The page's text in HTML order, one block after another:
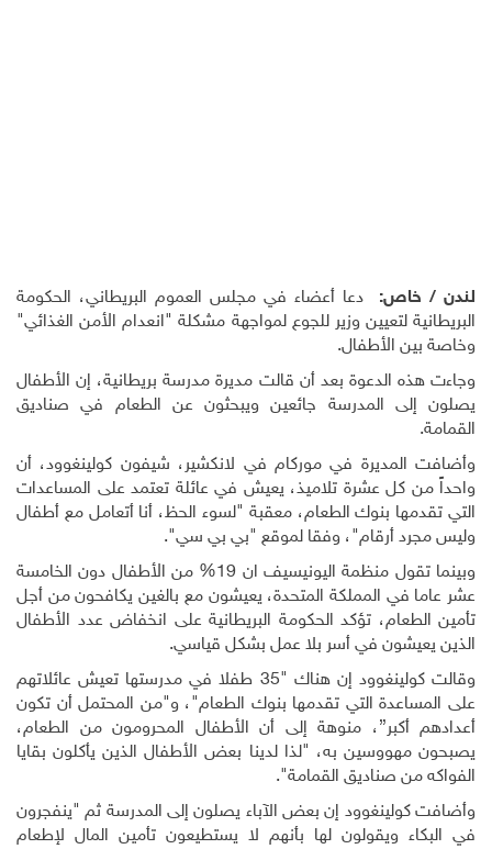
لندن / خاص: دعا أعضاء في مجلس العموم البريطاني، الحكومة
البريطانية لتعيين وزير للجوع لمواجهة مشكلة "انعدام الأمن الغذائي"
وخاصة بين الأطفال.
وجاءت هذه الدعوة بعد أن قالت مديرة مدرسة بريطانية، إن الأطفال
يصلون إلى المدرسة جائعين ويبحثون عن الطعام في صناديق
القمامة.
وأضافت المديرة في موركام في لانكشير، شيفون كولينغوود، أن
واحداً من كل عشرة تلاميذ، يعيش في عائلة تعتمد على المساعدات
التي تقدمها بنوك الطعام، معقبة "لسوء الحظ، أنا أتعامل مع أطفال
وليس مجرد أرقام"، وفقا لموقع "بي بي سي".
وبينما تقول منظمة اليونيسيف ان 19% من الأطفال دون الخامسة
عشر عاما في المملكة المتحدة، يعيشون مع بالغين يكافحون من أجل
تأمين الطعام، تؤكد الحكومة البريطانية على انخفاض عدد الأطفال
الذين يعيشون في أسر بلا عمل بشكل قياسي.
وقالت كولينغوود إن هناك "35 طفلا في مدرستها تعيش عائلاتهم
على المساعدة التي تقدمها بنوك الطعام"، و"من المحتمل أن تكون
أعدادهم أكبر”، منوهة إلى أن الأطفال المحرومون من الطعام،
يصبحون مهووسين به، "لذا لدينا بعض الأطفال الذين يأكلون بقايا
الفواكه من صناديق القمامة".
وأضافت كولينغوود إن بعض الآباء يصلون إلى المدرسة ثم "ينفجرون
في البكاء ويقولون لها بأنهم لا يستطيعون تأمين المال لإطعام